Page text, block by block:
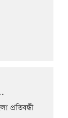
প্রতিবন্ধী